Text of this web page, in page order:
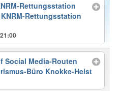
Rettungsstation
KNRM-Rettungsstation
Social Media-Routen
Büro Knokke-Heist